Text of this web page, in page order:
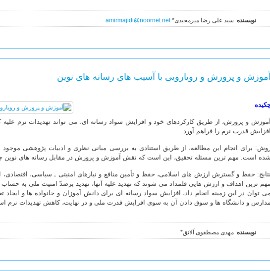
نویسنده: سید علی رضا میرمجیدی*amirmajidi@noornet.net
و پرورش و رویارویی با آسیب های رسانه های نوین
آموزش و پرورش، از طریق کارکردهای خود و افزایش سواد رسانه ای، می تواند تهدیدات نرم
افزایش قدرت نرم را فراهم آورد.
برای انجام این مطالعه، از طریق استنادی به بررسی مبانی نظری و ادبیات پژوهشی موجود
شده است. مهم ترین مسئله تحقیق، این است که نقش آموزش و پرورش در مقابل رسانه های
نتایج: حفظ و گسترش ارزش های اسلامی، حفظ و تأمین منافع و نیازهای امنیتی ـ سیاسی، اقتصادی،
مهم ترین اهداف و ارزش هایی قلمداد می شوند که تهدید علیه آنها، تهدید برضدّ امنیت ملی به حساب
می توان در این زمینه انجام داد، افزایش سواد رسانه ای برای دانش آموزان و خانواده ها و ایجاد
مدارس و دانشگاه ها و سوق دادن آن به سوی افزایش قدرت ملی و در نهایت، کاهش تهدیدات نرم
نویسنده: مهدی مصطفوی آلانق*